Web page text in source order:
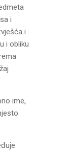
i
i
i obliku
ime,